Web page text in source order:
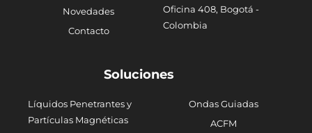
Novedades
Contacto
Oficina 408, Bogotá -
Colombia
Soluciones
Líquidos Penetrantes y
Partículas Magnéticas
Ondas Guiadas
ACFM